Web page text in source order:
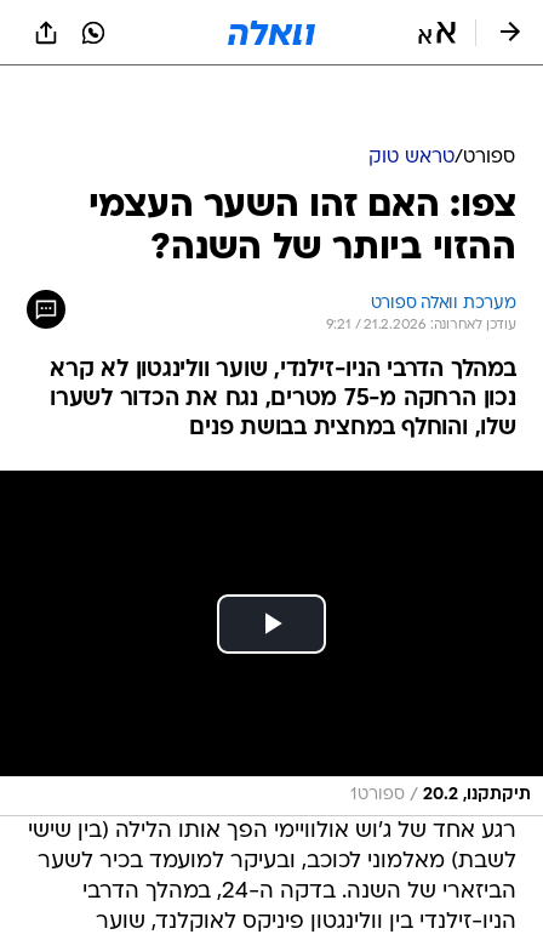
ספורט/טראש טוק
צפו: האם זהו השער העצמי
ההזוי ביותר של השנה?
מערכת וואלה ספורט
עודכן לאחרונה: 21.2.2026 / 9:21
במהלך הדרבי הניו-זילנדי, שוער וולינגטון לא קרא
נכון הרחקה מ-75 מטרים, נגח את הכדור לשערו
שלו, והוחלף במחצית בבושת פנים
תיקתקנו, 20.2 / ספורט1
רגע אחד של ג'וש אולוויימי הפך אותו הלילה (בין שישי
לשבת) מאלמוני לכוכב, ובעיקר למועמד בכיר לשער
הביזארי של השנה. בדקה ה-24, במהלך הדרבי
הניו-זילנדי בין וולינגטון פיניקס לאוקלנד, שוער